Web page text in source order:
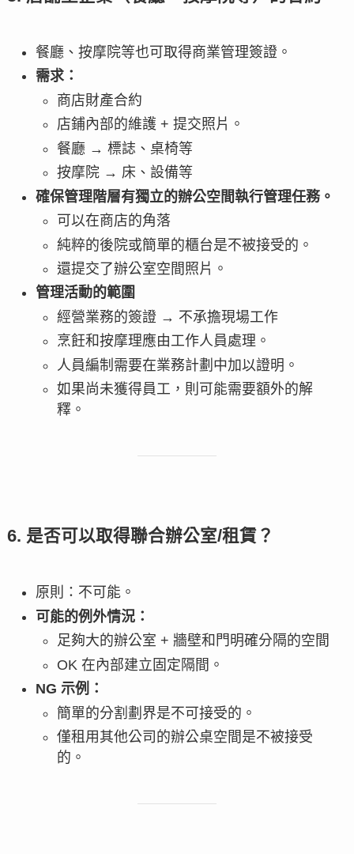
餐廳、按摩院等也可取得商業管理簽證。
需求：
商店財產合約
店鋪內部的維護 + 提交照片。
餐廳 → 標誌、桌椅等
按摩院 → 床、設備等
確保管理階層有獨立的辦公空間執行管理任務。
可以在商店的角落
純粹的後院或簡單的櫃台是不被接受的。
還提交了辦公室空間照片。
管理活動的範圍
經營業務的簽證 → 不承擔現場工作
烹飪和按摩理應由工作人員處理。
人員編制需要在業務計劃中加以證明。
如果尚未獲得員工，則可能需要額外的解
釋。
6. 是否可以取得聯合辦公室/租賃？
原則：不可能。
可能的例外情況：
足夠大的辦公室 + 牆壁和門明確分隔的空間
OK 在內部建立固定隔間。
NG 示例：
簡單的分割劃界是不可接受的。
僅租用其他公司的辦公桌空間是不被接受
的。